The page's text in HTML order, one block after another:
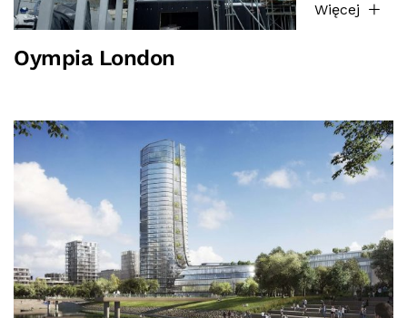
Więcej
Oympia London